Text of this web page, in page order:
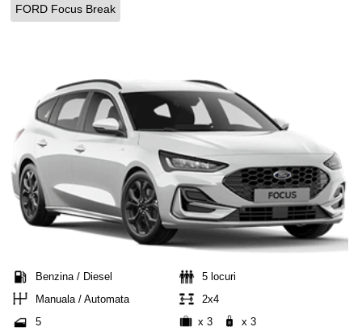
FORD Focus Break
Benzina / Diesel
5 locuri
Manuala / Automata
2x4
5
x 3 x 3